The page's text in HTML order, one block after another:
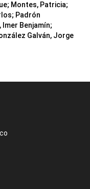
; Montes, Patricia;
; Padrón
Benjamín;
Galván, Jorge